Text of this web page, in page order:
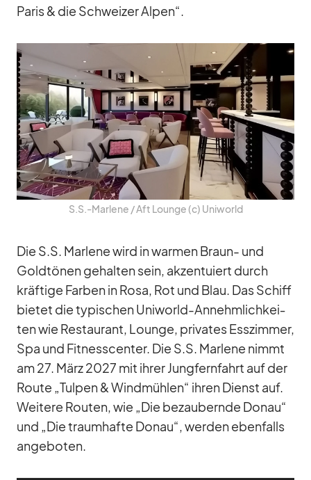
Pa­ris & die Schwei­zer Al­pen“.
S.S.-Marlene /​ Aft Lounge (c) Uni­world
Die S.S. Mar­lene wird in war­men Braun- und
Gold­tö­nen ge­hal­ten sein, ak­zen­tu­iert durch
kräf­tige Far­ben in Rosa, Rot und Blau. Das Schiff
bie­tet die ty­pi­schen Uni­world-An­nehm­lich­kei­
ten wie Re­stau­rant, Lounge, pri­va­tes Ess­zim­mer,
Spa und Fit­ness­cen­ter. Die S.S. Mar­lene nimmt
am 27. März 2027 mit ih­rer Jung­fern­fahrt auf der
Route „Tul­pen & Wind­müh­len“ ih­ren Dienst auf.
Wei­tere Rou­ten, wie „Die be­zau­bernde Do­nau“
und „Die traum­hafte Do­nau“, wer­den eben­falls
an­ge­bo­ten.